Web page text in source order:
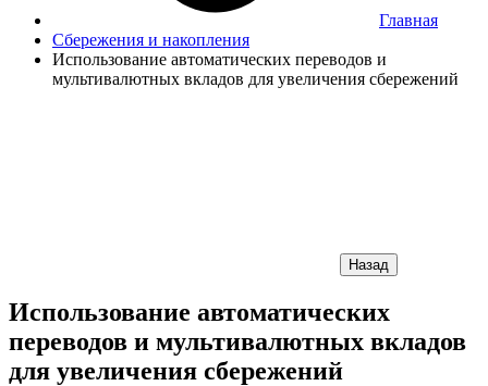
Главная
Сбережения и накопления
Использование автоматических переводов и
мультивалютных вкладов для увеличения сбережений
Назад
Использование автоматических
переводов и мультивалютных вкладов
для увеличения сбережений